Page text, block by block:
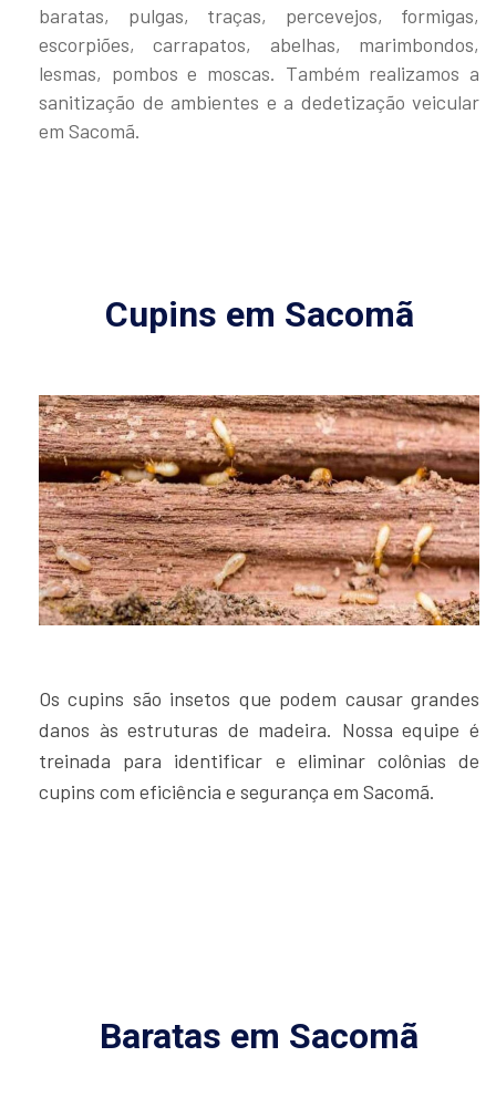
baratas, pulgas, traças, percevejos, formigas,
escorpiões, carrapatos, abelhas, marimbondos,
lesmas, pombos e moscas. Também realizamos a
sanitização de ambientes e a dedetização veicular
em Sacomã.
Cupins em Sacomã
Os cupins são insetos que podem causar grandes
danos às estruturas de madeira. Nossa equipe é
treinada para identificar e eliminar colônias de
cupins com eficiência e segurança em Sacomã.
Baratas em Sacomã